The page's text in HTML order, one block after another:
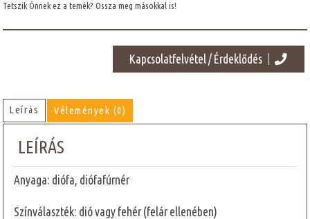
Tetszik Önnek ez a temék? Ossza meg másokkal is!
Kapcsolatfelvétel / Érdeklődés
Leírás Vélemények (0)
LEÍRÁS
Anyaga: diófa, diófafúrnér
Színválaszték: dió vagy fehér (felár ellenében)